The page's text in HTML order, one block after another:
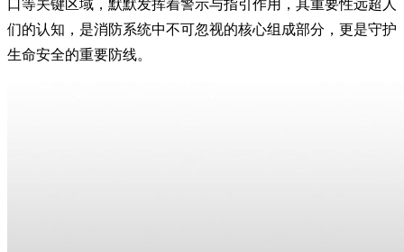
口等关键区域，默默发挥着警示与指引作用，其重要性远超人
们的认知，是消防系统中不可忽视的核心组成部分，更是守护
生命安全的重要防线。